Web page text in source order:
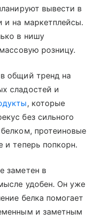
вывести в
и на маркетплейсы.
в нишу
розницу.
общий тренд на
сладостей и
, которые
без сильного
протеиновые
и теперь попкорн.
заметен в
удобен. Он уже
белка помогает
и заметным